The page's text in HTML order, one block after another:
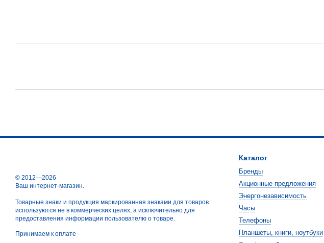
© 2012—2026
Ваш интернет-магазин.
Товарные знаки и продукция маркированная знаками для товаров
используются не в коммерческих целях, а исключительно для
предоставления информации пользователю о товаре.
Принимаем к оплате
Каталог
Бренды
Акционные предложения
Энергонезависимость
Часы
Телефоны
Планшеты, книги, ноутбуки